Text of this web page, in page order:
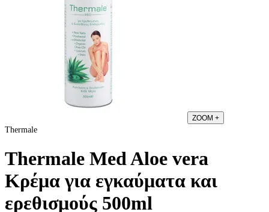
ZOOM +
Thermale
Thermale Med Aloe vera
Κρέμα για εγκαύματα και
ερεθισμούς 500ml